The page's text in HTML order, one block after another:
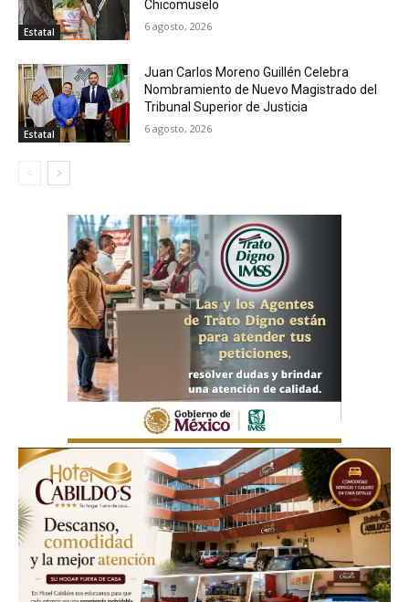
Estatal
Chicomuselo
6 agosto, 2026
Estatal
Juan Carlos Moreno Guillén Celebra
Nombramiento de Nuevo Magistrado del
Tribunal Superior de Justicia
6 agosto, 2026